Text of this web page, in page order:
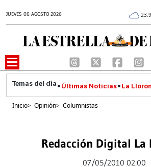
JUEVES 06 AGOSTO 2026
Últimas Noticias La
Inicio> Opinión> Columnistas
Redacción Digital La
07/05/2010 02:00